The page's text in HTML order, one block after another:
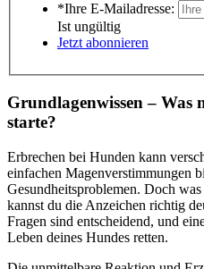
*Ihre E-Mailadresse:
Ist ungültig
Jetzt abonnieren
Grundlagenwissen – Was
starte?
Erbrechen bei Hunden kann
einfachen Magenverstimmungen
Gesundheitsproblemen. Doch
kannst du die Anzeichen richtig
Fragen sind entscheidend, und
Leben deines Hundes retten.